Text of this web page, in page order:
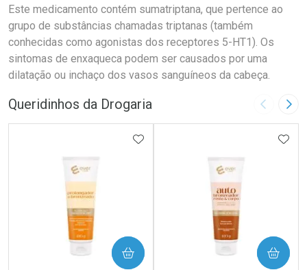
Este medicamento contém sumatriptana, que pertence ao
grupo de substâncias chamadas triptanas (também
conhecidas como agonistas dos receptores 5-HT1). Os
sintomas de enxaqueca podem ser causados por uma
dilatação ou inchaço dos vasos sanguíneos da cabeça.
Queridinhos da Drogaria Imagem
ADICIONAR AOS FAVORITOS
COMPRAR COMPRAR